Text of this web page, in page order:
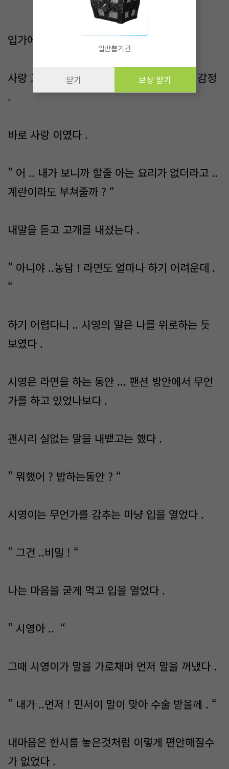
입가에 퍼지는 미소 ..
사랑 그자체다 .. 시영을 볼때마다 느끼는 이감정
.
바로 사랑 이였다 .
” 어 .. 내가 보니까 할줄 아는 요리가 없더라고 ..
계란이라도 부쳐줄까 ? “
내말을 듣고 고개를 내졌는다 .
” 아니야 ..농담 ! 라면도 얼마나 하기 어려운데 .
“
하기 어렵다니 .. 시영의 말은 나를 위로하는 듯
보였다 .
시영은 라면을 하는 동안 ... 팬션 방안에서 무언
가를 하고 있었나보다 .
괜시리 실없는 말을 내뱉고는 했다 .
” 뭐했어 ? 밥하는동안 ? “
시영이는 무언가를 감추는 마냥 입을 열었다 .
” 그건 ..비밀 ! “
나는 마음을 굳게 먹고 입을 열었다 .
” 시영아 .. “
그때 시영이가 말을 가로채며 먼저 말을 꺼냈다 .
” 내가 ..먼저 ! 민서이 말이 맞아 수술 받을께 . “
내마음은 한시름 놓은것처럼 이렇게 편안해질수
가 없었다 .
일반뽑기권
닫기 보상 받기